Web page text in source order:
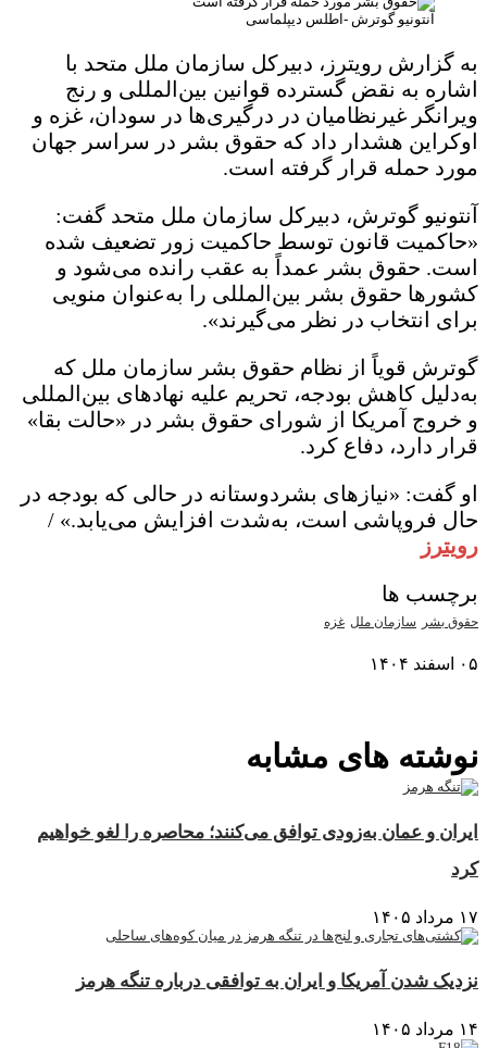
آنتونیو گوترش -اطلس دیپلماسی
به گزارش رویترز، دبیرکل سازمان ملل متحد با
اشاره به نقض گسترده قوانین بین‌المللی و رنج
ویرانگر غیرنظامیان در درگیری‌ها در سودان، غزه و
اوکراین هشدار داد که حقوق بشر در سراسر جهان
مورد حمله قرار گرفته است.
آنتونیو گوترش، دبیرکل سازمان ملل متحد گفت:
«حاکمیت قانون توسط حاکمیت زور تضعیف شده
است. حقوق بشر عمداً به عقب رانده می‌شود و
کشورها حقوق بشر بین‌المللی را به‌عنوان منویی
برای انتخاب در نظر می‌گیرند».
گوترش قویاً از نظام حقوق بشر سازمان ملل که
به‌دلیل کاهش بودجه، تحریم‌ علیه نهادهای بین‌المللی
و خروج آمریکا از شورای حقوق بشر در «حالت بقا»
قرار دارد، دفاع کرد.
او گفت: «نیازهای بشردوستانه در حالی که بودجه در
حال فروپاشی است، به‌شدت افزایش می‌یابد.» /
رویترز
برچسب ها
حقوق بشر سازمان ملل غزه
۰۵ اسفند ۱۴۰۴
نوشته های مشابه
ایران و عمان به‌زودی توافق می‌کنند؛ محاصره را لغو خواهیم
کرد
۱۷ مرداد ۱۴۰۵
نزدیک شدن آمریکا و ایران به توافقی درباره تنگه هرمز
۱۴ مرداد ۱۴۰۵